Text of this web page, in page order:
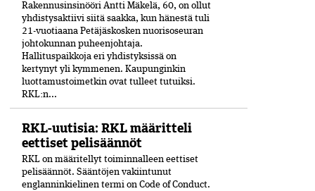
Rakennusinsinööri Antti Mäkelä, 60, on ollut
yhdistysaktiivi siitä saakka, kun hänestä tuli
21-vuo­tiaana Petäjäskosken nuoriso­seuran
johtokunnan puheenjohtaja.
Hallituspaikkoja eri yhdistyksissä on
kertynyt yli kymmenen. Kaupunginkin
luottamustoimetkin ovat tulleet tutuiksi.
RKL:n...
RKL-uutisia: RKL määritteli
eettiset pelisäännöt
RKL on määritellyt toiminnalleen eettiset
peli­säännöt. Sääntöjen vakiintunut
englanninkielinen termi on Code of Conduct.